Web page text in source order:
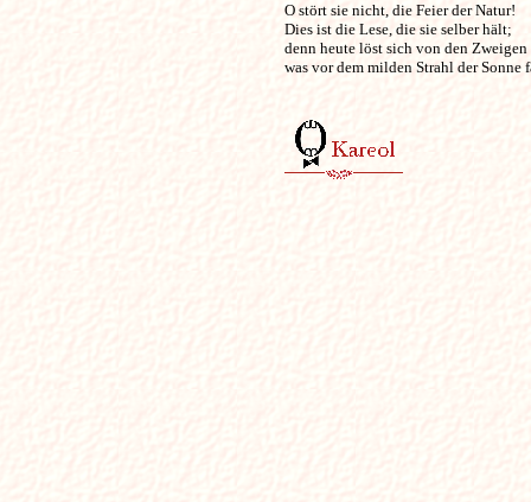
O stört sie nicht, die Feier der Natur!
Dies ist die Lese, die sie selber hält;
denn heute löst sich von den Zweigen
was vor dem milden Strahl der Sonne